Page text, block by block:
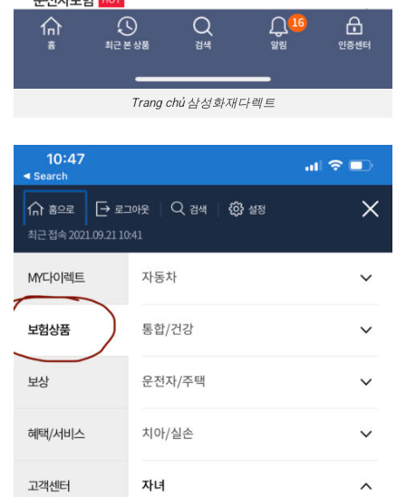
Trang chủ 삼성화재다렉트